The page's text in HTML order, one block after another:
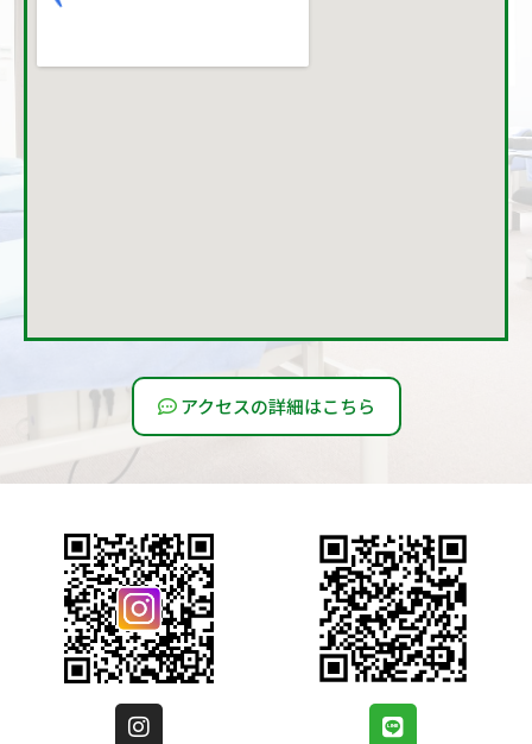
アクセスの詳細はこちら